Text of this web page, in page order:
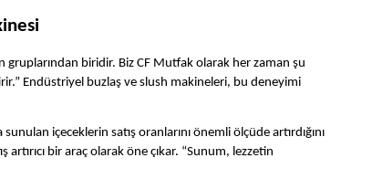
biridir. Biz CF Mutfak olarak her zaman şu
Endüstriyel buzlaş ve slush makineleri, bu deneyimi
içeceklerin satış oranlarını önemli ölçüde artırdığını
bir araç olarak öne çıkar. “Sunum, lezzetin